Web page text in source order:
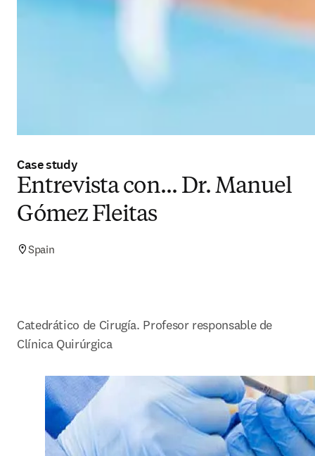
Case study
Entrevista con... Dr. Manuel
Gómez Fleitas
Spain
Catedrático de Cirugía. Profesor responsable de
Clínica Quirúrgica